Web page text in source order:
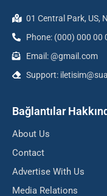
01 Central Park, US,
Phone: (000) 000 00
Email: @gmail.com
Support:
Bağlantılar
About Us
Contact
Advertise With Us
Media Relations